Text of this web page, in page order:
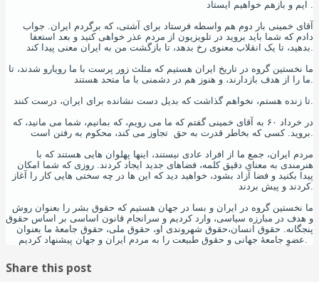
آقای خمینی بار دوم هم واسطه فرستاد برای آشتی، که برگردم ایران. جواب
دادم که شما باید بروید در تلویزیون از مردم عذر خواهی کنید و بعد استعفا
ما نخستین گروه در تاریخ ایران هستیم که مثلث زور پرست با ما رویارو شدند، تا
در خرداد ۶۰ به آقای خمینی گفتم که ما می رویم، که بمانیم، شما می مانید، که
مردم ایران، جمع ما از افراد عادی نیستند، اینها پهلوان هایی هستند که با
هنرمندی به معنای دقیق کلمه، فضاهای جدید ایجاد کردند. روزی که شما امکان
پیدا بکنید و فضا آزاد بشود، خواهید دید که این ها در چه سختی هایی کار را آغاز
کردند و پیش بردند.
ما نخستین گروه در ایران و بسا در جهان هستیم که حقوق بشر را بعنوان روش
و هدف در مبارزه سیاسی، وارد کردیم و سرانجام قانون اساسی بر اساس حقوق
پنجگانه. حقوق انسان،حقوق شهروندی او، حقوق ملی، حقوق جامعۀ ما بعنوان
Share this post